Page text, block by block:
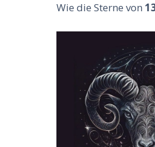
Wie die Sterne von